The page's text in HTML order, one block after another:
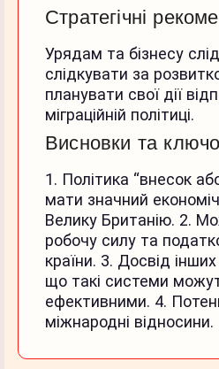
Стратегічні
Урядам та бізнесу
слідкувати за
планувати свої дії
міграційній політиці.
Висновки та
1. Політика “внесок
мати значний
Велику Британію. 2.
робочу силу та
країни. 3. Досвід
що такі системи
ефективними. 4.
міжнародні відносини.